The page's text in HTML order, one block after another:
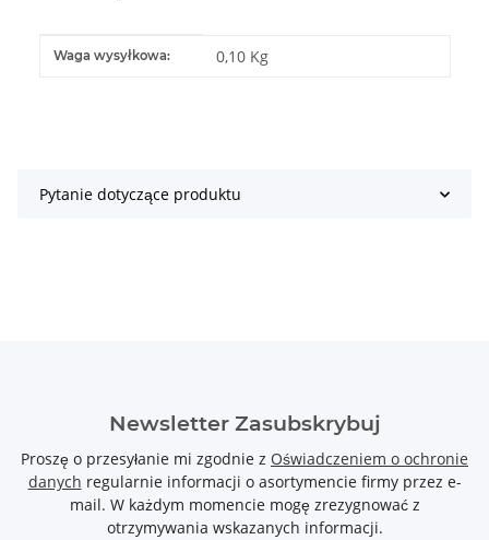
#productDetails.itemInformation#
#productDetails.itemValue#
Waga wysyłkowa: 0,10 Kg
Pytanie dotyczące produktu
Newsletter Zasubskrybuj
Proszę o przesyłanie mi zgodnie z Oświadczeniem o ochronie
danych regularnie informacji o asortymencie firmy przez e-
mail. W każdym momencie mogę zrezygnować z
otrzymywania wskazanych informacji.